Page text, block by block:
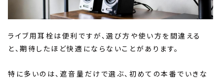
ライブ用耳栓は便利ですが、選び方や使い方を間違える
と、期待したほど快適にならないことがあります。
特に多いのは、遮音量だけで選ぶ、初めての本番でいきな